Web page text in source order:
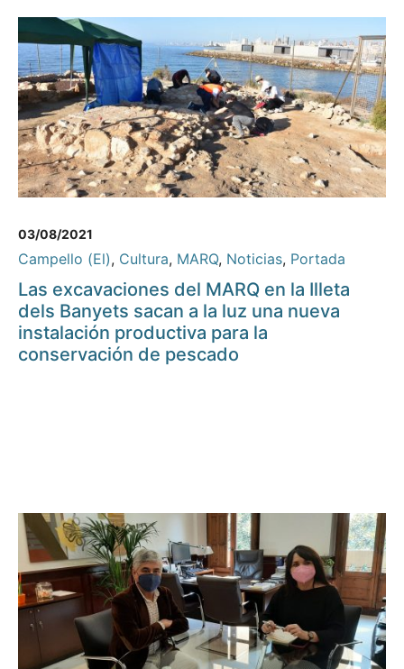
03/08/2021
Campello (El), Cultura, MARQ, Noticias, Portada
Las excavaciones del MARQ en la Illeta
dels Banyets sacan a la luz una nueva
instalación productiva para la
conservación de pescado